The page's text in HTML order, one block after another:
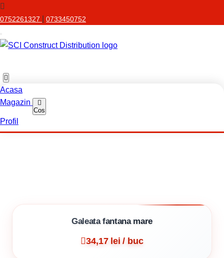
0752261327 0733450752
Acasa
Magazin
Cos
Profil
Galeata fantana mare
34,17 lei / buc